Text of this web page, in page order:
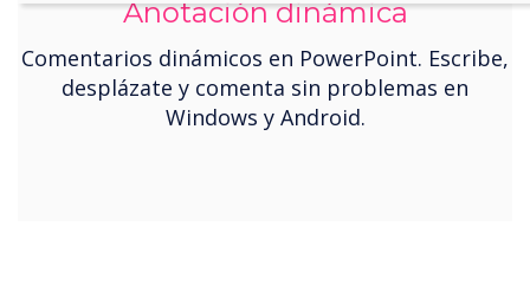
Anotación dinámica
Comentarios dinámicos en PowerPoint. Escribe,
desplázate y comenta sin problemas en
Windows y Android.